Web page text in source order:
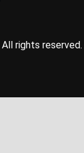
rights reserved.